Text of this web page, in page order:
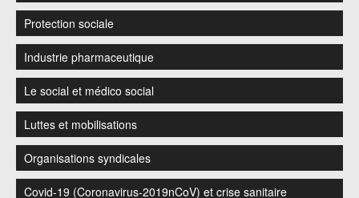
Protection sociale
Industrie pharmaceutique
Le social et médico social
Luttes et mobilisations
Organisations syndicales
Covid-19 (Coronavirus-2019nCoV) et crise sanitaire